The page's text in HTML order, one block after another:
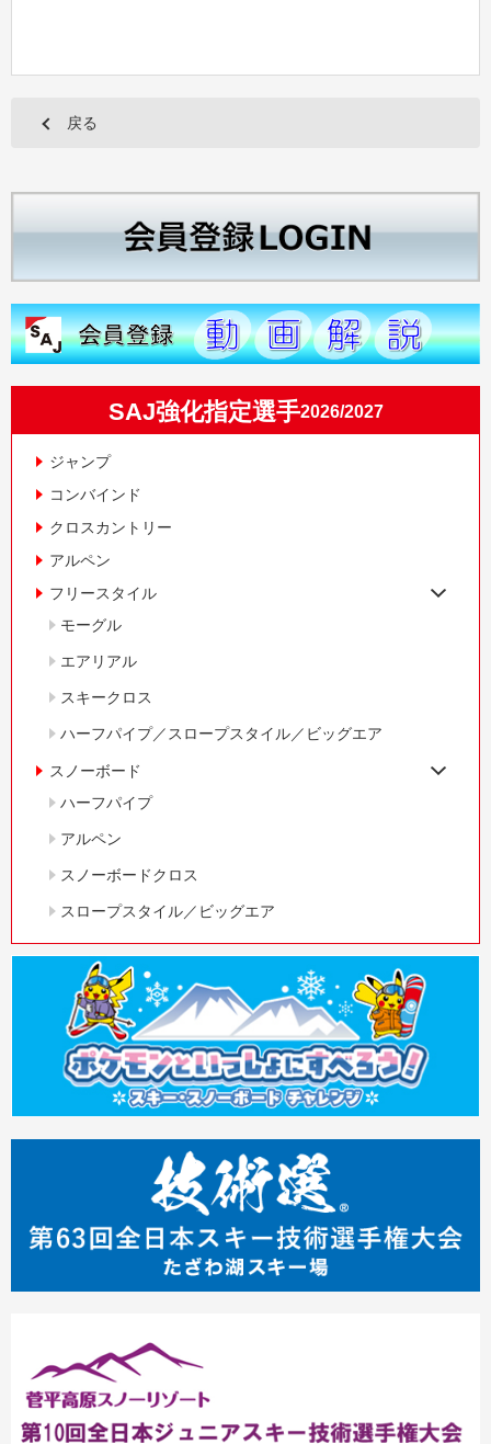
戻る
SAJ強化指定選手2026/2027
ジャンプ
コンバインド
クロスカントリー
アルペン
フリースタイル
モーグル
エアリアル
スキークロス
ハーフパイプ／スロープスタイル／ビッグエア
スノーボード
ハーフパイプ
アルペン
スノーボードクロス
スロープスタイル／ビッグエア